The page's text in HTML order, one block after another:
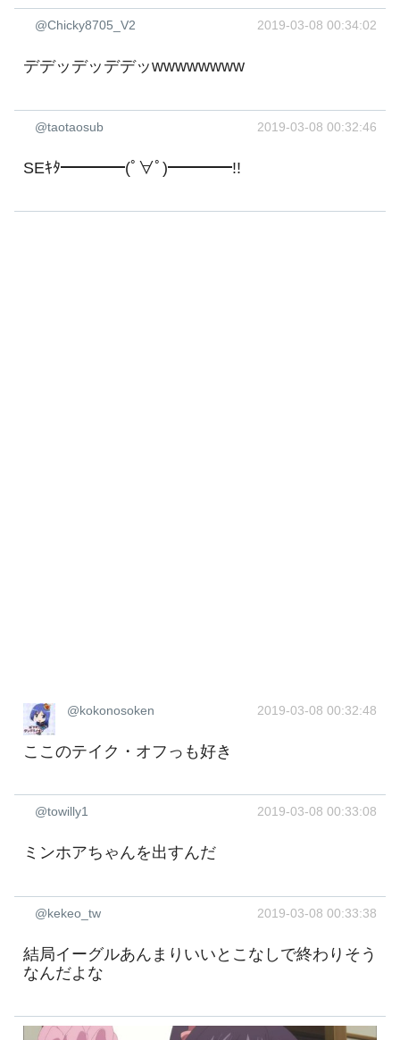
@Chicky8705_V2 2019-03-08 00:34:02
デデッデッデデッwwwwwwww
@taotaosub 2019-03-08 00:32:46
SEｷﾀ━━━━(ﾟ∀ﾟ)━━━━!!
@kokonosoken 2019-03-08 00:32:48
ここのテイク・オフっも好き
@towilly1 2019-03-08 00:33:08
ミンホアちゃんを出すんだ
@kekeo_tw 2019-03-08 00:33:38
結局イーグルあんまりいいとこなしで終わりそう
なんだよな